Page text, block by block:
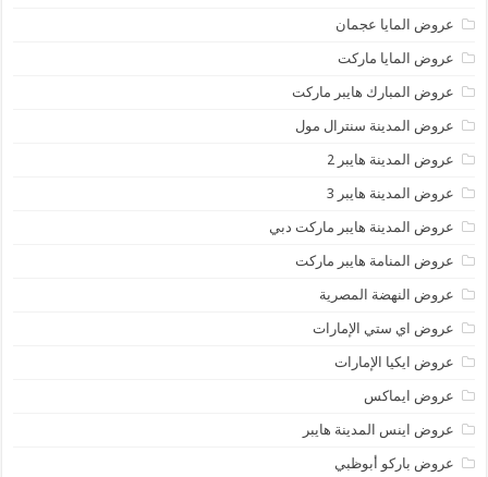
عروض المايا عجمان
عروض المايا ماركت
عروض المبارك هايبر ماركت
عروض المدينة سنترال مول
عروض المدينة هايبر 2
عروض المدينة هايبر 3
عروض المدينة هايبر ماركت دبي
عروض المنامة هايبر ماركت
عروض النهضة المصرية
عروض اي ستي الإمارات
عروض ايكيا الإمارات
عروض ايماكس
عروض اينس المدينة هايبر
عروض باركو أبوظبي